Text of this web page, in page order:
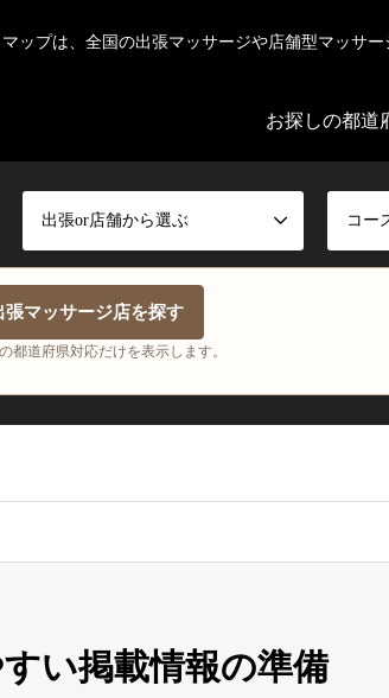
マップは、全国の出張マッサージや店舗型マッサ
お探しの都道
出張or店舗から選ぶ コー
張マッサージ店を探す
都道府県対応だけを表示します。
い掲載情報の準備